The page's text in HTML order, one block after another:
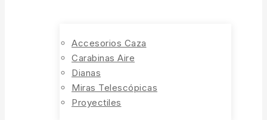
Accesorios Caza
Carabinas Aire
Dianas
Miras Telescópicas
Proyectiles